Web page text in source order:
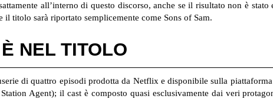
all’interno di questo discorso, anche se il risultato non è
titolo sarà riportato semplicemente come Sons of Sam.
NEL TITOLO
di quattro episodi prodotta da Netflix e disponibile sulla
Agent); il cast è composto quasi esclusivamente dai veri